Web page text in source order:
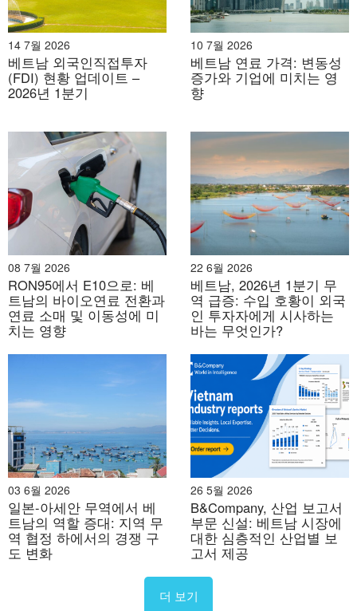
14 7월 2026
베트남 외국인직접투자
(FDI) 현황 업데이트 –
2026년 1분기
10 7월 2026
베트남 연료 가격: 변동성
증가와 기업에 미치는 영
향
08 7월 2026
RON95에서 E10으로: 베
트남의 바이오연료 전환과
연료 소매 및 이동성에 미
치는 영향
22 6월 2026
베트남, 2026년 1분기 무
역 급증: 수입 호황이 외국
인 투자자에게 시사하는
바는 무엇인가?
03 6월 2026
일본-아세안 무역에서 베
트남의 역할 증대: 지역 무
역 협정 하에서의 경쟁 구
도 변화
26 5월 2026
B&Company, 산업 보고서
부문 신설: 베트남 시장에
대한 심층적인 산업별 보
고서 제공
더 보기